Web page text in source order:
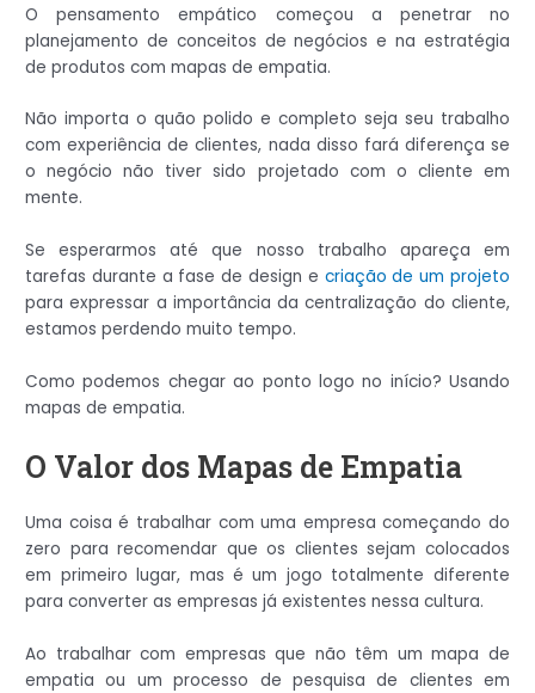
O pensamento empático começou a penetrar no
planejamento de conceitos de negócios e na estratégia
de produtos com mapas de empatia.
Não importa o quão polido e completo seja seu trabalho
com experiência de clientes, nada disso fará diferença se
o negócio não tiver sido projetado com o cliente em
mente.
Se esperarmos até que nosso trabalho apareça em
tarefas durante a fase de design e criação de um projeto
para expressar a importância da centralização do cliente,
estamos perdendo muito tempo.
Como podemos chegar ao ponto logo no início? Usando
mapas de empatia.
O Valor dos Mapas de Empatia
Uma coisa é trabalhar com uma empresa começando do
zero para recomendar que os clientes sejam colocados
em primeiro lugar, mas é um jogo totalmente diferente
para converter as empresas já existentes nessa cultura.
Ao trabalhar com empresas que não têm um mapa de
empatia ou um processo de pesquisa de clientes em